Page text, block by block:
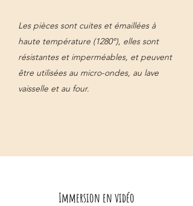
Les pièces sont cuites et émaillées à
haute température (1280°), elles sont
résistantes et imperméables, et peuvent
être utilisées au micro-ondes, au lave
vaisselle et au four.
Immersion en vidéo